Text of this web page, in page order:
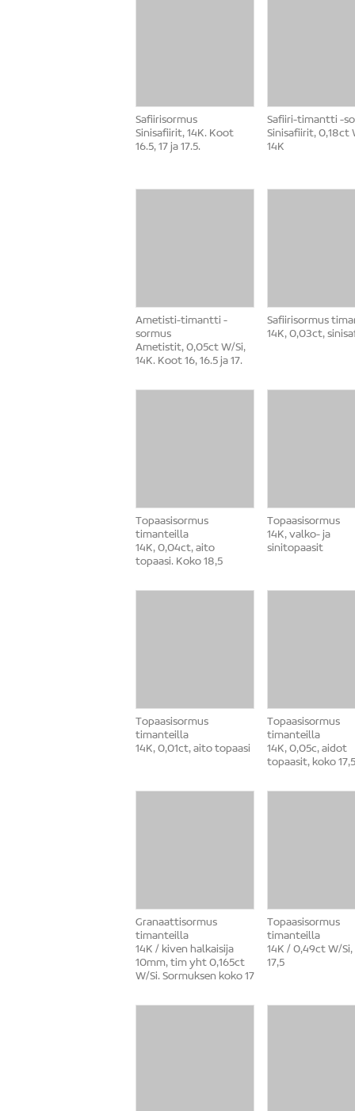
Safiirisormus
Sinisafiirit, 14K. Koot
16.5, 17 ja 17.5.
Safiiri-timantti -
Sinisafiirit, 0,18ct
14K
Ametisti-timantti -
sormus
Ametistit, 0,05ct W/Si,
14K. Koot 16, 16.5 ja 17.
Safiirisormus
14K, 0,03ct,
Topaasisormus
timanteilla
14K, 0,04ct, aito
topaasi. Koko 18,5
Topaasisormus
14K, valko- ja
sinitopaasit
Topaasisormus
timanteilla
14K, 0,01ct, aito topaasi
Topaasisormus
timanteilla
14K, 0,05c, aidot
topaasit, koko 17,5
Granaattisormus
timanteilla
14K / kiven halkaisija
10mm, tim yht 0,165ct
W/Si. Sormuksen koko 17
Topaasisormus
timanteilla
14K / 0,49ct W/
17,5